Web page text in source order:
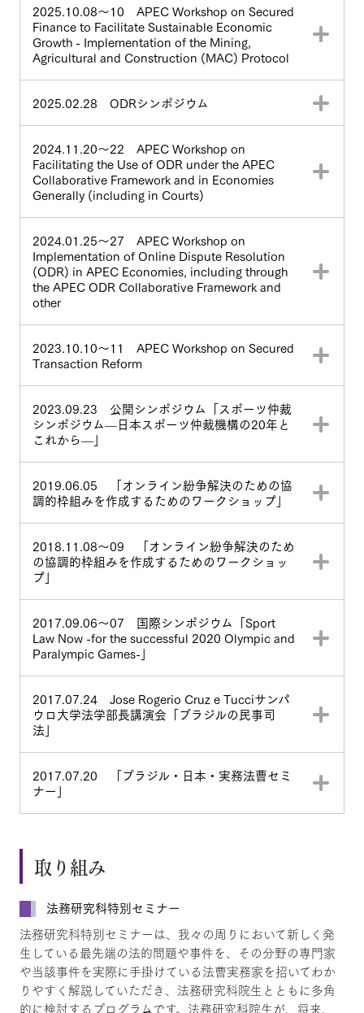
2025.10.08～10 APEC Workshop on Secured
Finance to Facilitate Sustainable Economic
Growth - Implementation of the Mining,
Agricultural and Construction (MAC) Protocol
2025.02.28 ODRシンポジウム
2024.11.20～22 APEC Workshop on
Facilitating the Use of ODR under the APEC
Collaborative Framework and in Economies
Generally (including in Courts)
2024.01.25～27 APEC Workshop on
Implementation of Online Dispute Resolution
(ODR) in APEC Economies, including through
the APEC ODR Collaborative Framework and
other
2023.10.10～11 APEC Workshop on Secured
Transaction Reform
2023.09.23 公開シンポジウム「スポーツ仲裁
シンポジウム—日本スポーツ仲裁機構の20年と
これから—」
2019.06.05 「オンライン紛争解決のための協
調的枠組みを作成するためのワークショップ」
2018.11.08～09 「オンライン紛争解決のため
の協調的枠組みを作成するためのワークショッ
プ」
2017.09.06～07 国際シンポジウム「Sport
Law Now -for the successful 2020 Olympic and
Paralympic Games-」
2017.07.24 Jose Rogerio Cruz e Tucciサンパ
ウロ大学法学部長講演会「ブラジルの民事司
法」
2017.07.20 「ブラジル・日本・実務法曹セミ
ナー」
取り組み
法務研究科特別セミナー
法務研究科特別セミナーは、我々の周りにおいて新しく発
生している最先端の法的問題や事件を、その分野の専門家
や当該事件を実際に手掛けている法曹実務家を招いてわか
りやすく解説していただき、法務研究科院生とともに多角
的に検討するプログラムです。法務研究科院生が、将来、